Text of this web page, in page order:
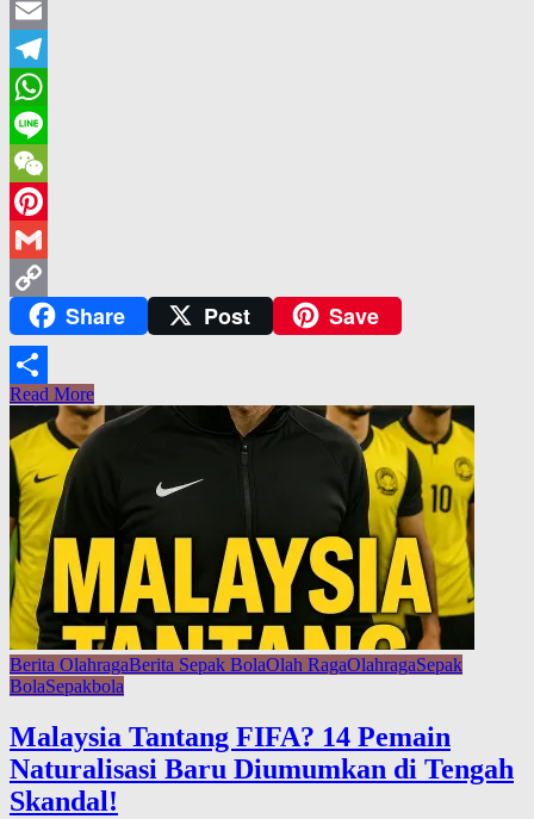
Twitter
Email
Telegram
WhatsApp
Line
WeChat
Pinterest
Gmail
Copy
Link
Share Post Save
Share
Read More
Berita OlahragaBerita Sepak BolaOlah RagaOlahragaSepak
BolaSepakbola
Malaysia Tantang FIFA? 14 Pemain
Naturalisasi Baru Diumumkan di Tengah
Skandal!